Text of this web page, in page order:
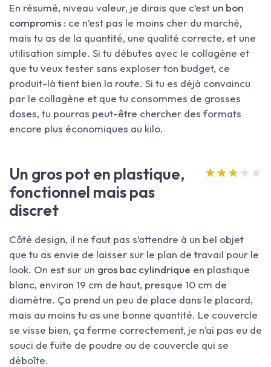
En résumé, niveau valeur, je dirais que c’est un bon
compromis : ce n’est pas le moins cher du marché,
mais tu as de la quantité, une qualité correcte, et une
utilisation simple. Si tu débutes avec le collagène et
que tu veux tester sans exploser ton budget, ce
produit-là tient bien la route. Si tu es déjà convaincu
par le collagène et que tu consommes de grosses
doses, tu pourras peut-être chercher des formats
encore plus économiques au kilo.
Un gros pot en plastique,
fonctionnel mais pas
discret
★★★★★
★★★★★
Côté design, il ne faut pas s’attendre à un bel objet
que tu as envie de laisser sur le plan de travail pour le
look. On est sur un gros bac cylindrique en plastique
blanc, environ 19 cm de haut, presque 10 cm de
diamètre. Ça prend un peu de place dans le placard,
mais au moins tu as une bonne quantité. Le couvercle
se visse bien, ça ferme correctement, je n’ai pas eu de
souci de fuite de poudre ou de couvercle qui se
déboîte.